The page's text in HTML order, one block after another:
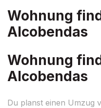
Wohnung
Alcobendas
Wohnung
Alcobendas
Du planst einen Umzug